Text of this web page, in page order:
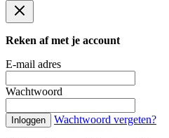
Reken af met je account
E-mail adres
Wachtwoord
Inloggen Wachtwoord vergeten?